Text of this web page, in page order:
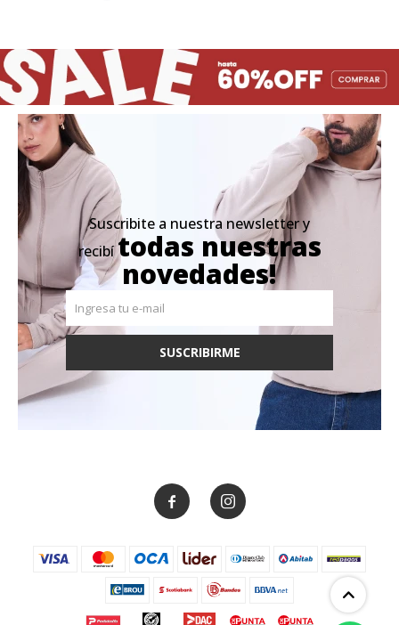
Suscribite a nuestra newsletter y
recibítodas nuestras
novedades!
SUSCRIBIRME
 